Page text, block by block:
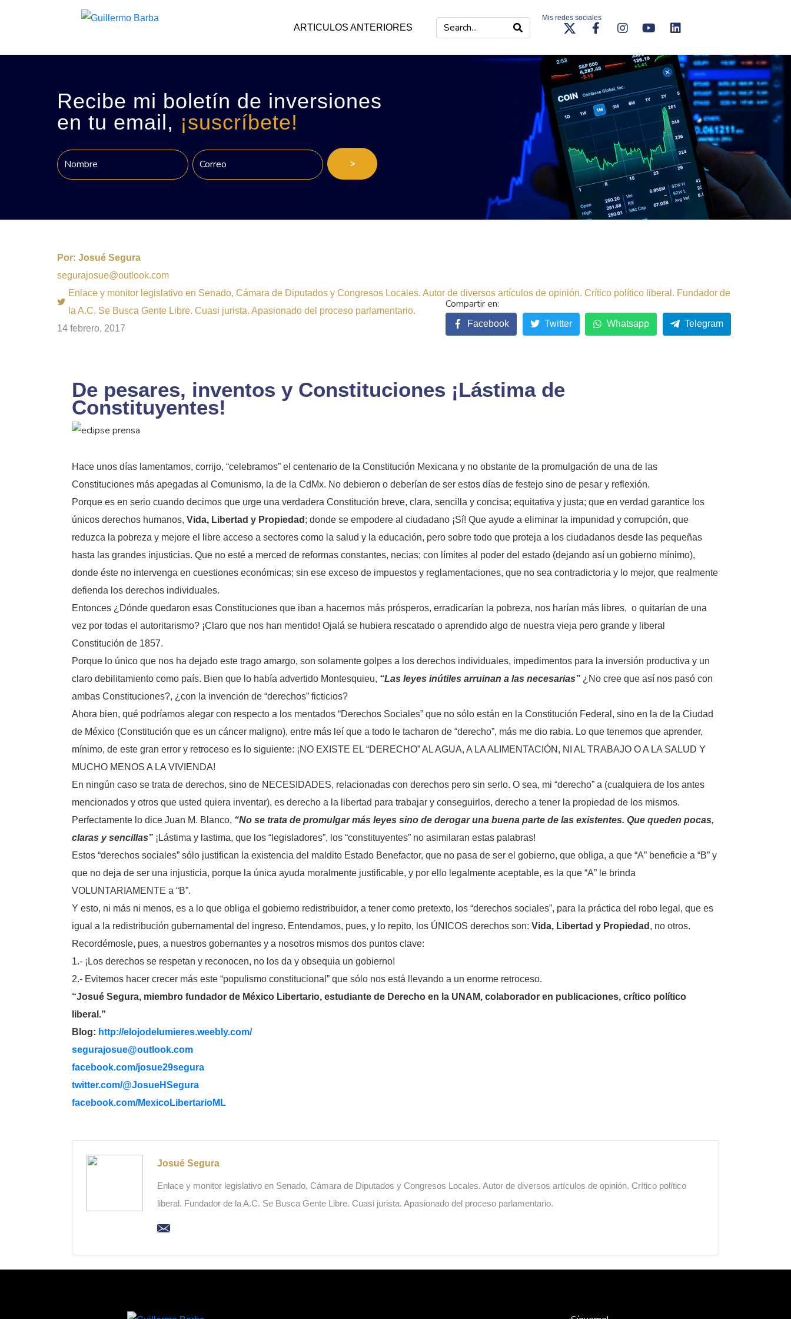
ARTICULOS ANTERIORES
Mis redes sociales
Recibe mi boletín de inversiones
en tu email, ¡suscríbete!
>
Por: Josué Segura
segurajosue@outlook.com
Enlace y monitor legislativo en Senado, Cámara de Diputados y Congresos Locales. Autor de diversos artículos de opinión. Crítico político liberal. Fundador de
la A.C. Se Busca Gente Libre. Cuasi jurista. Apasionado del proceso parlamentario.
14 febrero, 2017
De pesares, inventos y Constituciones ¡Lástima de
Constituyentes!
Hace unos días lamentamos, corrijo, “celebramos” el centenario de la Constitución Mexicana y no obstante de la promulgación de una de las
Constituciones más apegadas al Comunismo, la de la CdMx. No debieron o deberían de ser estos días de festejo sino de pesar y reflexión.
Porque es en serio cuando decimos que urge una verdadera Constitución breve, clara, sencilla y concisa; equitativa y justa; que en verdad garantice los
únicos derechos humanos, Vida, Libertad y Propiedad ; donde se empodere al ciudadano ¡Sí! Que ayude a eliminar la impunidad y corrupción, que
reduzca la pobreza y mejore el libre acceso a sectores como la salud y la educación, pero sobre todo que proteja a los ciudadanos desde las pequeñas
hasta las grandes injusticias. Que no esté a merced de reformas constantes, necias; con límites al poder del estado (dejando así un gobierno mínimo),
donde éste no intervenga en cuestiones económicas; sin ese exceso de impuestos y reglamentaciones, que no sea contradictoria y lo mejor, que realmente
defienda los derechos individuales.
Entonces ¿Dónde quedaron esas Constituciones que iban a hacernos más prósperos, erradicarían la pobreza, nos harían más libres, o quitarían de una
vez por todas el autoritarismo? ¡Claro que nos han mentido! Ojalá se hubiera rescatado o aprendido algo de nuestra vieja pero grande y liberal
Constitución de 1857.
Porque lo único que nos ha dejado este trago amargo, son solamente golpes a los derechos individuales, impedimentos para la inversión productiva y un
claro debilitamiento como país. Bien que lo había advertido Montesquieu, “Las leyes inútiles arruinan a las necesarias” ¿No cree que así nos pasó con
ambas Constituciones?, ¿con la invención de “derechos” ficticios?
Ahora bien, qué podríamos alegar con respecto a los mentados “Derechos Sociales” que no sólo están en la Constitución Federal, sino en la de la Ciudad
de México (Constitución que es un cáncer maligno), entre más leí que a todo le tacharon de “derecho”, más me dio rabia. Lo que tenemos que aprender,
mínimo, de este gran error y retroceso es lo siguiente: ¡NO EXISTE EL “DERECHO” AL AGUA, A LA ALIMENTACIÓN, NI AL TRABAJO O A LA SALUD Y
MUCHO MENOS A LA VIVIENDA!
En ningún caso se trata de derechos, sino de NECESIDADES, relacionadas con derechos pero sin serlo. O sea, mi “derecho” a (cualquiera de los antes
mencionados y otros que usted quiera inventar), es derecho a la libertad para trabajar y conseguirlos, derecho a tener la propiedad de los mismos.
Perfectamente lo dice Juan M. Blanco, “No se trata de promulgar más leyes sino de derogar una buena parte de las existentes. Que queden pocas,
claras y sencillas” ¡Lástima y lastima, que los “legisladores”, los “constituyentes” no asimilaran estas palabras!
Estos “derechos sociales” sólo justifican la existencia del maldito Estado Benefactor, que no pasa de ser el gobierno, que obliga, a que “A” beneficie a “B” y
que no deja de ser una injusticia, porque la única ayuda moralmente justificable, y por ello legalmente aceptable, es la que “A” le brinda
VOLUNTARIAMENTE a “B”.
Y esto, ni más ni menos, es a lo que obliga el gobierno redistribuidor, a tener como pretexto, los “derechos sociales”, para la práctica del robo legal, que es
igual a la redistribución gubernamental del ingreso. Entendamos, pues, y lo repito, los ÚNICOS derechos son: Vida, Libertad y Propiedad , no otros.
Recordémosle, pues, a nuestros gobernantes y a nosotros mismos dos puntos clave:
1.- ¡Los derechos se respetan y reconocen, no los da y obsequia un gobierno!
2.- Evitemos hacer crecer más este “populismo constitucional” que sólo nos está llevando a un enorme retroceso.
“Josué Segura, miembro fundador de México Libertario, estudiante de Derecho en la UNAM, colaborador en publicaciones, crítico político
liberal.”
Blog: http://elojodelumieres.weebly.com/
segurajosue@outlook.com
facebook.com/josue29segura
twitter.com/@JosueHSegura
facebook.com/MexicoLibertarioML
Facebook Twitter Whatsapp Telegram
Josué Segura
Enlace y monitor legislativo en Senado, Cámara de Diputados y Congresos Locales. Autor de diversos artículos de opinión. Crítico político
liberal. Fundador de la A.C. Se Busca Gente Libre. Cuasi jurista. Apasionado del proceso parlamentario.